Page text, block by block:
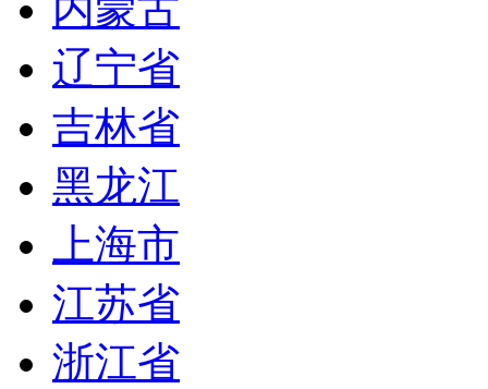
辽宁省
吉林省
黑龙江
上海市
江苏省
浙江省